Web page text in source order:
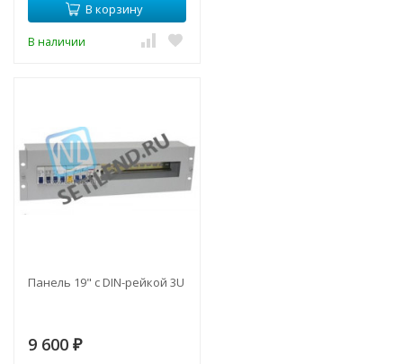
В корзину
В наличии
Панель 19" с DIN-рейкой 3U
9 600 ₽